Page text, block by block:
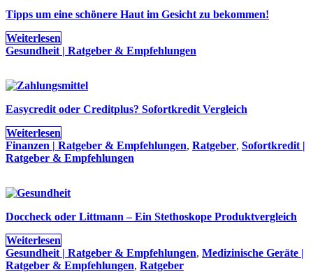
Tipps um eine schönere Haut im Gesicht zu bekommen!
Weiterlesen
Gesundheit | Ratgeber & Empfehlungen
Easycredit oder Creditplus? Sofortkredit Vergleich
Weiterlesen
Finanzen | Ratgeber & Empfehlungen, Ratgeber, Sofortkredit |
Ratgeber & Empfehlungen
Doccheck oder Littmann – Ein Stethoskope Produktvergleich
Weiterlesen
Gesundheit | Ratgeber & Empfehlungen, Medizinische Geräte |
Ratgeber & Empfehlungen, Ratgeber